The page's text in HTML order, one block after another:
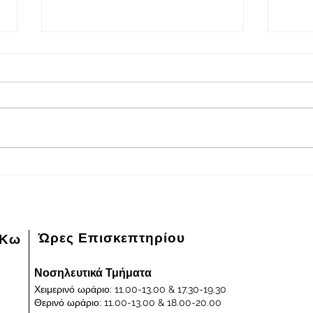
Πρόγραμμα εφημερευόντων
05/08/2026 και ημέρα Τετάρτη
04/
Κω Ώρες Επισκεπτηρίου
Νοσηλευτικά Τμήματα
Χειμερινό ωράριο: 11.00-13.00 & 17.30-19.30
Θερινό ωράριο: 11.00-13.00 & 18.00-20.00